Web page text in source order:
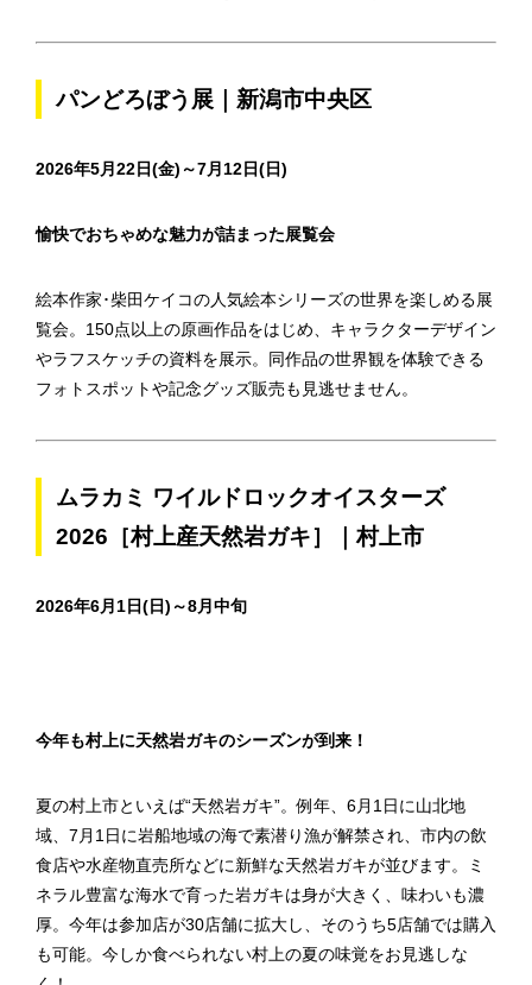
パンどろぼう展｜新潟市中央区
2026年5月22日(金)～7月12日(日)
愉快でおちゃめな魅力が詰まった展覧会
絵本作家･柴田ケイコの人気絵本シリーズの世界を楽しめる展
覧会。150点以上の原画作品をはじめ、キャラクターデザイン
やラフスケッチの資料を展示。同作品の世界観を体験できる
フォトスポットや記念グッズ販売も見逃せません。
ムラカミ ワイルドロックオイスターズ
2026［村上産天然岩ガキ］｜村上市
2026年6月1日(日)～8月中旬
今年も村上に天然岩ガキのシーズンが到来！
夏の村上市といえば“天然岩ガキ”。例年、6月1日に山北地
域、7月1日に岩船地域の海で素潜り漁が解禁され、市内の飲
食店や水産物直売所などに新鮮な天然岩ガキが並びます。ミ
ネラル豊富な海水で育った岩ガキは身が大きく、味わいも濃
厚。今年は参加店が30店舗に拡大し、そのうち5店舗では購入
も可能。今しか食べられない村上の夏の味覚をお見逃しな